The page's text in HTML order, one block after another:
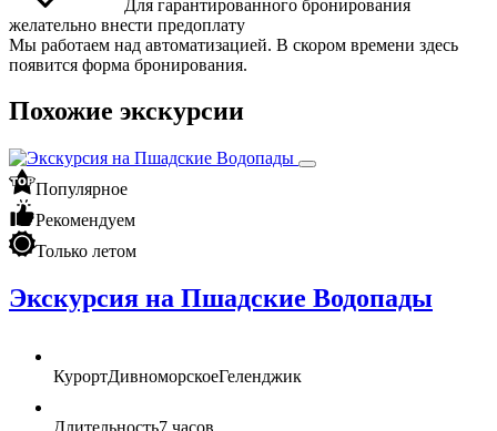
Для гарантированного бронирования
желательно внести предоплату
Мы работаем над автоматизацией. В скором времени здесь
появится форма бронирования.
Похожие экскурсии
Популярное
Рекомендуем
Только летом
Экскурсия на Пшадские Водопады
КурортДивноморскоеГеленджик